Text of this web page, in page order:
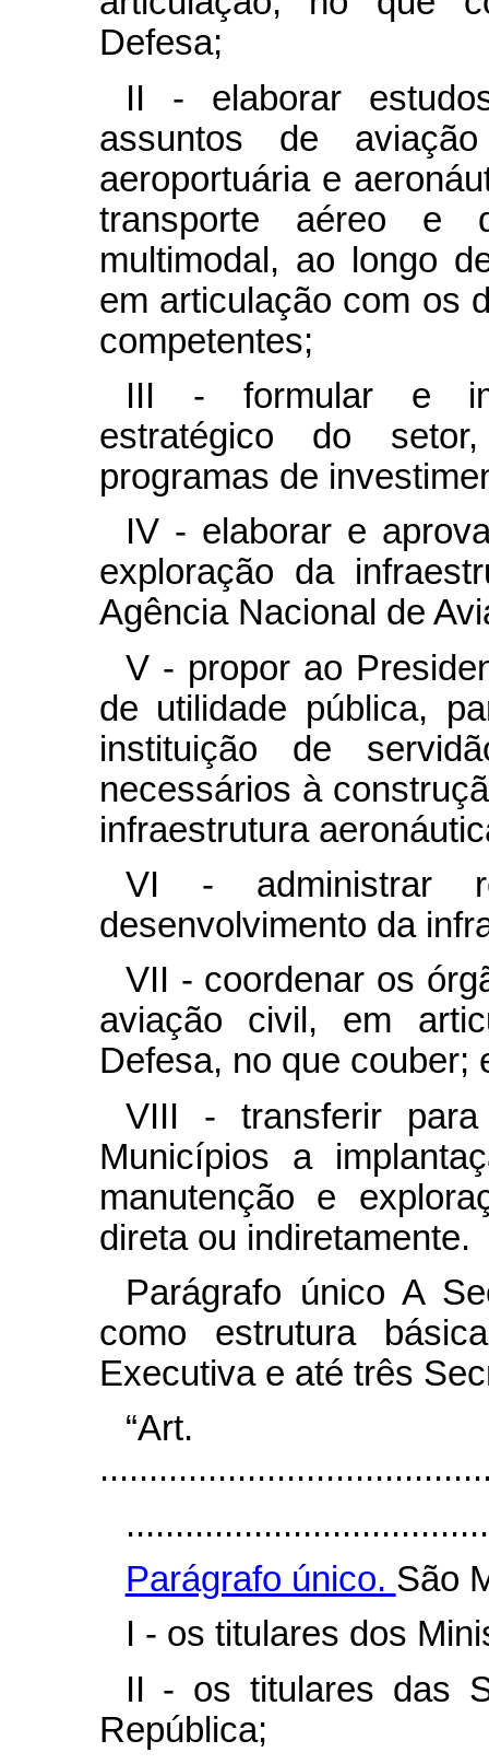
Defesa;
II - elaborar
assuntos de
aeroportuária e
transporte aéreo e
multimodal, ao longo
em articulação com os
competentes;
III - formular e
estratégico do
programas de
IV - elaborar e
exploração da
Agência Nacional de
V - propor ao
de utilidade pública,
instituição de
necessários à
infraestrutura
VI - administrar
desenvolvimento da
VII - coordenar os
aviação civil, em
Defesa, no que couber;
VIII - transferir
Municípios a
manutenção e
direta ou indiretamente.
Parágrafo único A
como estrutura
Executiva e até três
Parágrafo único. São
I - os titulares dos
II - os titulares das
República;